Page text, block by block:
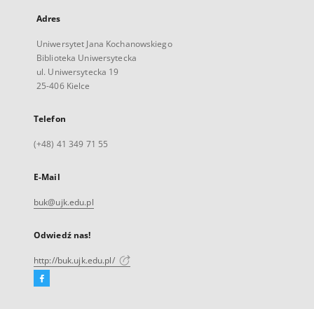
Adres
Uniwersytet Jana Kochanowskiego
Biblioteka Uniwersytecka
ul. Uniwersytecka 19
25-406 Kielce
Telefon
(+48) 41 349 71 55
E-Mail
buk@ujk.edu.pl
Odwiedź nas!
http://buk.ujk.edu.pl/
Facebook